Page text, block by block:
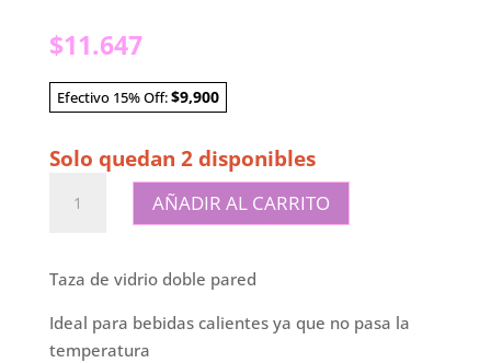
$11.647
Efectivo 15% Off:$9,900
Solo quedan 2 disponibles
Doble
-
Acanalada
AÑADIR AL CARRITO
Taza de vidrio doble pared
Ideal para bebidas calientes ya que no pasa la
temperatura